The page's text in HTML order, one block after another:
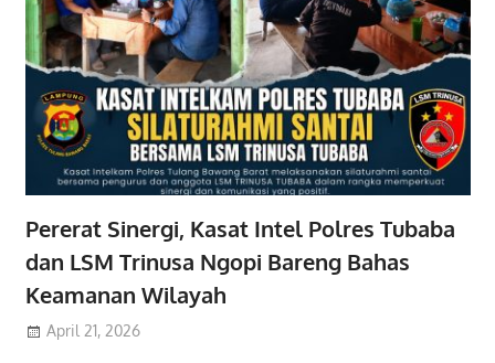
Pererat Sinergi, Kasat Intel Polres Tubaba
dan LSM Trinusa Ngopi Bareng Bahas
Keamanan Wilayah
April 21, 2026